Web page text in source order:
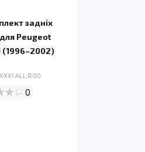
задніх
Peugeot
(1996–2002)
0